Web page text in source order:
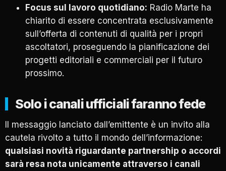
Focus sul lavoro quotidiano: Radio Marte ha
chiarito di essere concentrata esclusivamente
sull’offerta di contenuti di qualità per i propri
ascoltatori, proseguendo la pianificazione dei
progetti editoriali e commerciali per il futuro
prossimo.
Solo i canali ufficiali faranno fede
Il messaggio lanciato dall’emittente è un invito alla
cautela rivolto a tutto il mondo dell’informazione:
qualsiasi novità riguardante partnership o accordi
sarà resa nota unicamente attraverso i canali